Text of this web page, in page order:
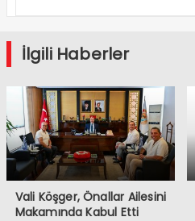
Geliyor
İlgili Haberler
Vali Köşger, Önallar Ailesini
Makamında Kabul Etti